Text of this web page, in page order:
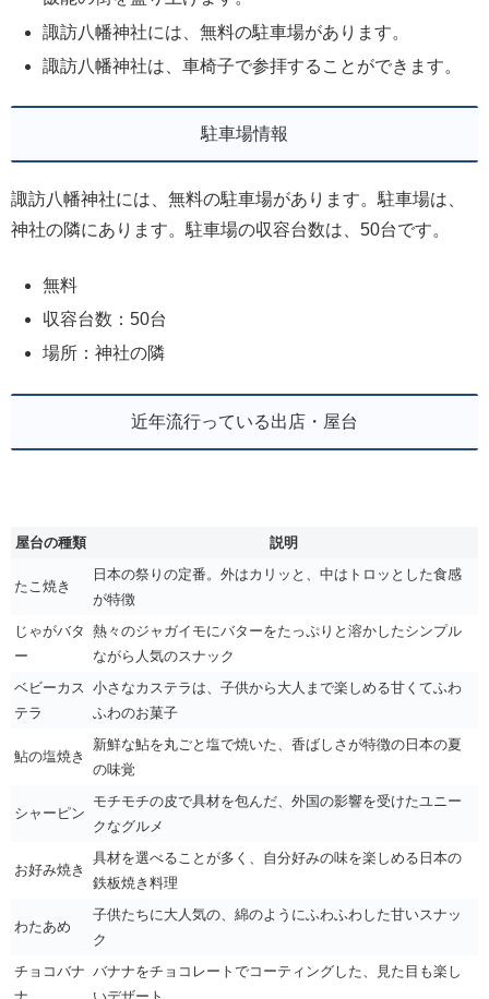
諏訪八幡神社には、無料の駐車場があります。
諏訪八幡神社は、車椅子で参拝することができます。
駐車場情報
諏訪八幡神社には、無料の駐車場があります。駐車場は、
神社の隣にあります。駐車場の収容台数は、50台です。
無料
収容台数：50台
場所：神社の隣
近年流行っている出店・屋台
屋台の種類 説明
たこ焼き
日本の祭りの定番。外はカリッと、中はトロッとした食感
が特徴
じゃがバタ
ー
熱々のジャガイモにバターをたっぷりと溶かしたシンプル
ながら人気のスナック
ベビーカス
テラ
小さなカステラは、子供から大人まで楽しめる甘くてふわ
ふわのお菓子
鮎の塩焼き
新鮮な鮎を丸ごと塩で焼いた、香ばしさが特徴の日本の夏
の味覚
シャーピン
モチモチの皮で具材を包んだ、外国の影響を受けたユニー
クなグルメ
お好み焼き
具材を選べることが多く、自分好みの味を楽しめる日本の
鉄板焼き料理
わたあめ
子供たちに大人気の、綿のようにふわふわした甘いスナッ
ク
チョコバナ バナナをチョコレートでコーティングした、見た目も楽し